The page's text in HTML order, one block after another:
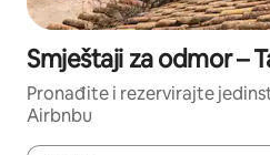
Smještaji za odmor –
Pronađite i rezervirajte
Airbnbu